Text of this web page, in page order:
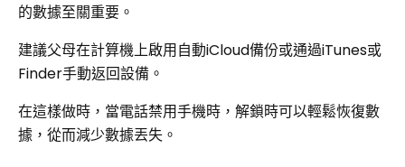
的數據至關重要。
建議父母在計算機上啟用自動iCloud備份或通過iTunes或
Finder手動返回設備。
在這樣做時，當電話禁用手機時，解鎖時可以輕鬆恢復數
據，從而減少數據丟失。